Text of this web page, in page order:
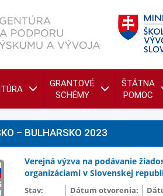
GRANTOVÉ
SCHÉMY
ŠTÁTNA
POMOC
– BULHARSKO 2023
Verejná výzva na podávanie
organizáciami v Slovenskej
Stav: Dátum otvorenia: